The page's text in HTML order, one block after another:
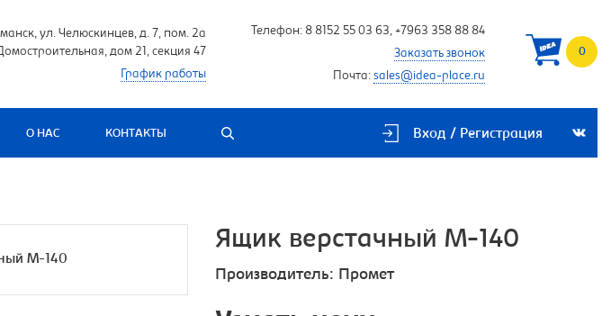
ул. Челюскинцев, д. 7, пом. 2а
дом 21, секция 47
График работы
Телефон: 8 8152 55 03 63, +7963 358 88 84
Заказать звонок
Почта: sales@idea-place.ru
0
О НАС КОНТАКТЫ Вход / Регистрация
Ящик верстачный М-140
Производитель: Промет